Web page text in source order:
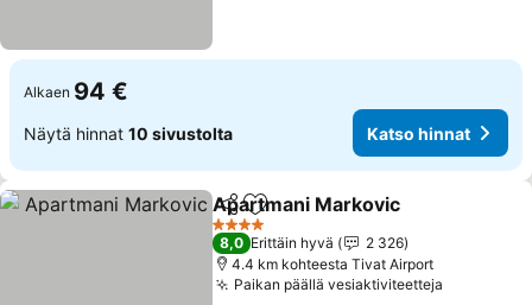
Alkaen 94 €
Näytä hinnat 10 sivustolta Katso hinnat
Jaa Lisää suosikkeihin
Apartmani Markovic
4 Tähtiluokitus
8,0 Erittäin hyvä
2 326
4.4 km kohteesta Tivat Airport
Paikan päällä vesiaktiviteetteja